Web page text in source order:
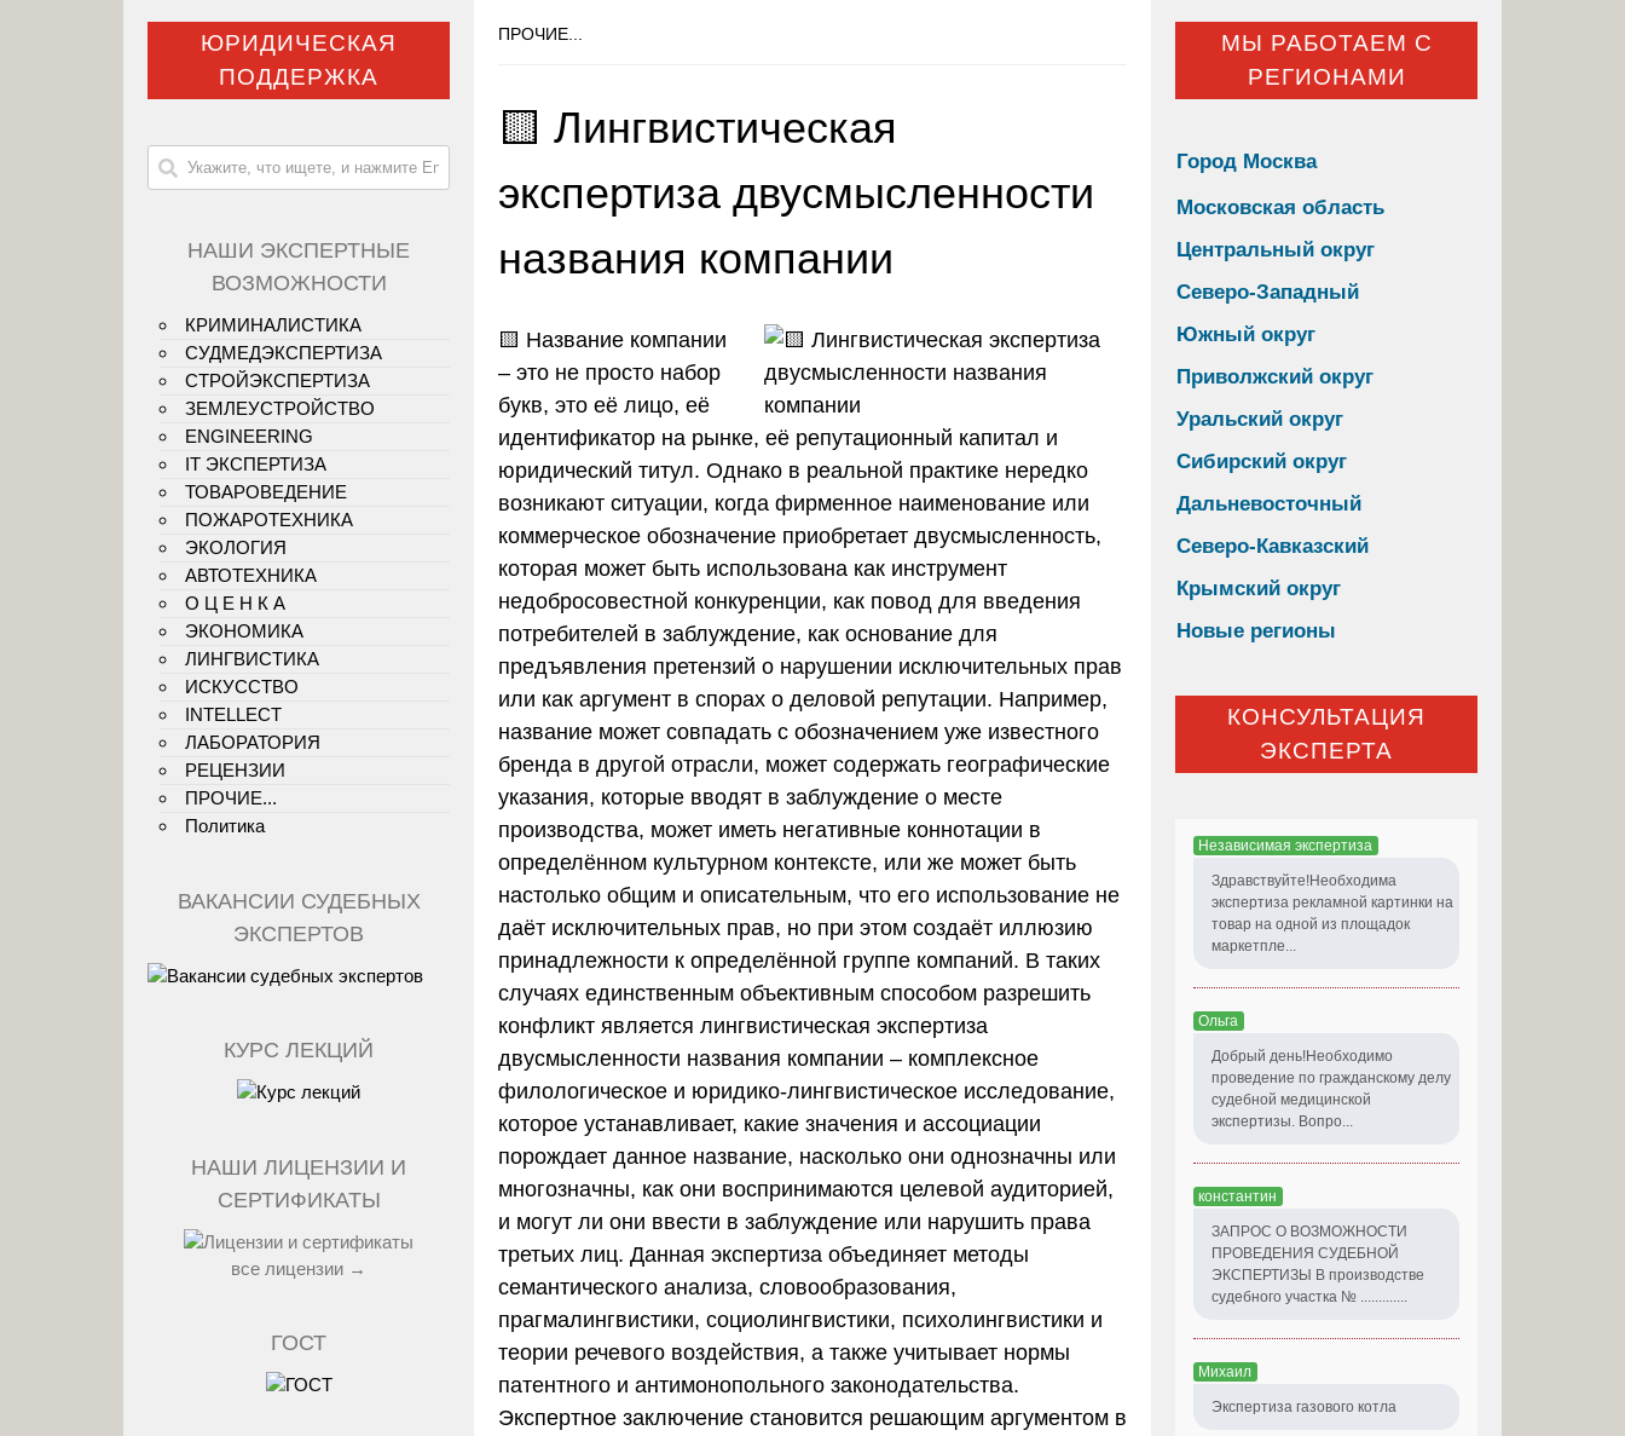
ПРОЧИЕ...
🟨 Лингвистическая
экспертиза двусмысленности
названия компании
🟨 Название компании
– это не просто набор
букв, это её лицо, её
идентификатор на рынке, её репутационный капитал и
юридический титул. Однако в реальной практике нередко
возникают ситуации, когда фирменное наименование или
коммерческое обозначение приобретает двусмысленность,
которая может быть использована как инструмент
недобросовестной конкуренции, как повод для введения
потребителей в заблуждение, как основание для
предъявления претензий о нарушении исключительных прав
или как аргумент в спорах о деловой репутации. Например,
название может совпадать с обозначением уже известного
бренда в другой отрасли, может содержать географические
указания, которые вводят в заблуждение о месте
производства, может иметь негативные коннотации в
определённом культурном контексте, или же может быть
настолько общим и описательным, что его использование не
даёт исключительных прав, но при этом создаёт иллюзию
принадлежности к определённой группе компаний. В таких
случаях единственным объективным способом разрешить
конфликт является лингвистическая экспертиза
двусмысленности названия компании – комплексное
филологическое и юридико-лингвистическое исследование,
которое устанавливает, какие значения и ассоциации
порождает данное название, насколько они однозначны или
многозначны, как они воспринимаются целевой аудиторией,
и могут ли они ввести в заблуждение или нарушить права
третьих лиц. Данная экспертиза объединяет методы
семантического анализа, словообразования,
прагмалингвистики, социолингвистики, психолингвистики и
теории речевого воздействия, а также учитывает нормы
патентного и антимонопольного законодательства.
Экспертное заключение становится решающим аргументом в
ЮРИДИЧЕСКАЯ
ПОДДЕРЖКА
НАШИ ЭКСПЕРТНЫЕ
ВОЗМОЖНОСТИ
КРИМИНАЛИСТИКА
СУДМЕДЭКСПЕРТИЗА
СТРОЙЭКСПЕРТИЗА
ЗЕМЛЕУСТРОЙСТВО
ENGINEERING
IT ЭКСПЕРТИЗА
ТОВАРОВЕДЕНИЕ
ПОЖАРОТЕХНИКА
ЭКОЛОГИЯ
АВТОТЕХНИКА
О Ц Е Н К А
ЭКОНОМИКА
ЛИНГВИСТИКА
ИСКУССТВО
INTELLECT
ЛАБОРАТОРИЯ
РЕЦЕНЗИИ
ПРОЧИЕ...
Политика
ВАКАНСИИ СУДЕБНЫХ
ЭКСПЕРТОВ
КУРС ЛЕКЦИЙ
НАШИ ЛИЦЕНЗИИ И
СЕРТИФИКАТЫ
все лицензии →
ГОСТ
МЫ РАБОТАЕМ С
РЕГИОНАМИ
Город Москва
Московская область
Центральный округ
Северо-Западный
Южный округ
Приволжский округ
Уральский округ
Сибирский округ
Дальневосточный
Северо-Кавказский
Крымский округ
Новые регионы
КОНСУЛЬТАЦИЯ
ЭКСПЕРТА
Независимая экспертиза
Здравствуйте!Необходима
экспертиза рекламной картинки на
товар на одной из площадок
маркетпле...
Ольга
Добрый день!Необходимо
проведение по гражданскому делу
судебной медицинской
экспертизы. Вопро...
константин
ЗАПРОС О ВОЗМОЖНОСТИ
ПРОВЕДЕНИЯ СУДЕБНОЙ
ЭКСПЕРТИЗЫ В производстве
судебного участка № .............
Михаил
Экспертиза газового котла